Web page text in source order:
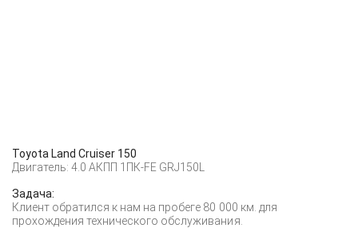
Toyota Land Cruiser 150
Двигатель: 4.0 АКПП 1ПК-FE GRJ150L
Задача:
Клиент обратился к нам на пробеге 80 000 км. для
прохождения технического обслуживания.